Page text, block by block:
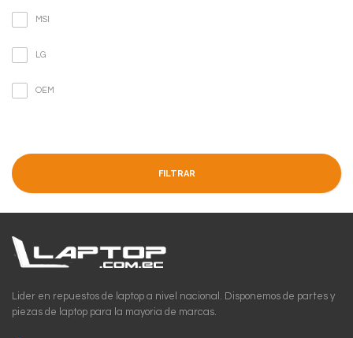
MSI
LG
OEM
FILTRAR
Lider en repuestos de laptop a nivel nacional. Disponemos de partes y
piezas de laptop para la mayoria de marcas.